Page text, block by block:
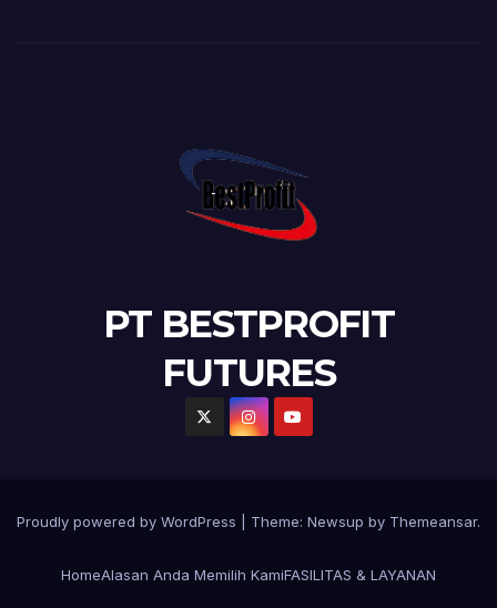
PT BESTPROFIT
FUTURES
Proudly powered by WordPress Theme: Newsup by Themeansar.
HomeAlasan Anda Memilih KamiFASILITAS & LAYANAN